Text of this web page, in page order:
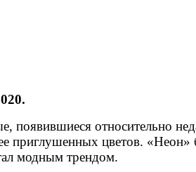
появившиеся относительно
приглушенных цветов.
модным трендом.